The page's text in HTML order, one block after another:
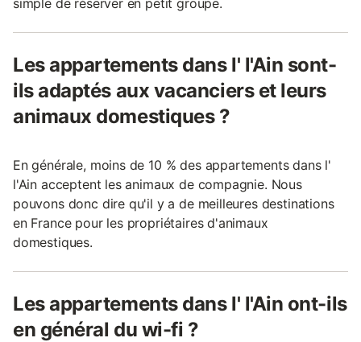
Les appartements dans l' l'Ain sont-
ils adaptés aux vacanciers et leurs
animaux domestiques ?
En générale, moins de 10 % des appartements dans l'
l'Ain acceptent les animaux de compagnie. Nous
pouvons donc dire qu'il y a de meilleures destinations
en France pour les propriétaires d'animaux
domestiques.
Les appartements dans l' l'Ain ont-ils
en général du wi-fi ?